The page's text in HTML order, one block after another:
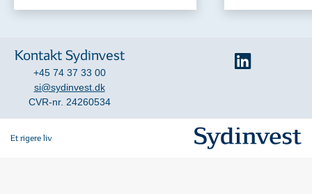
Kontakt Sydinvest
+45 74 37 33 00
si@sydinvest.dk
CVR-nr. 24260534
Et rigere liv